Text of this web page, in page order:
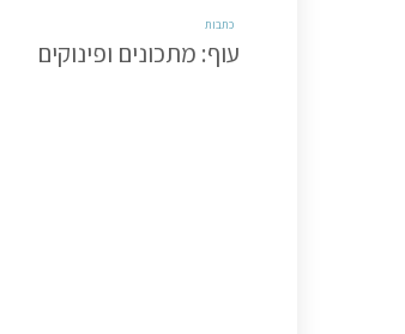
כתבות
עוף: מתכונים ופינוקים